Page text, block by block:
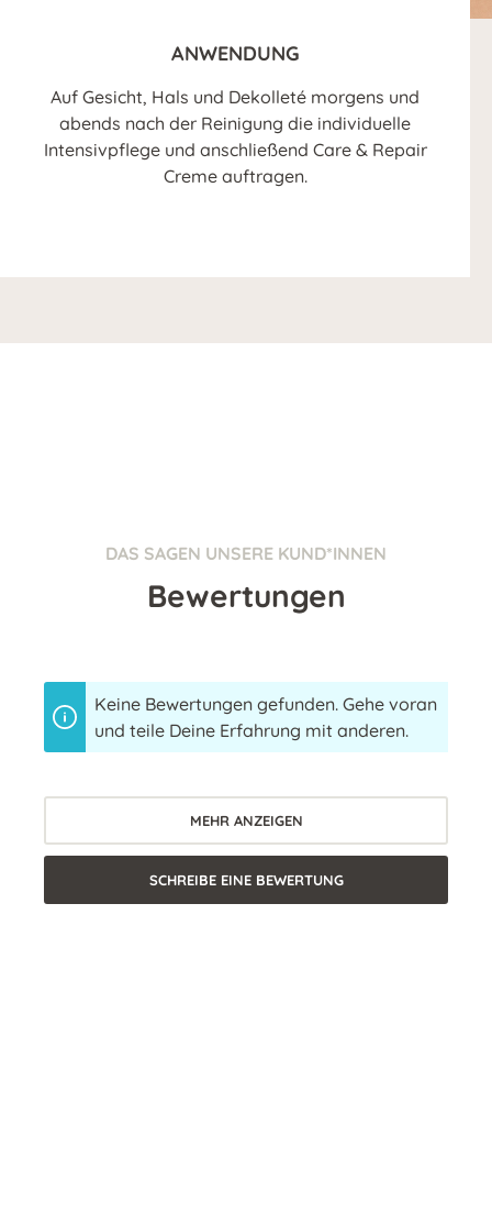
ANWENDUNG
Auf Gesicht, Hals und Dekolleté morgens und
abends nach der Reinigung die individuelle
Intensivpflege und anschließend Care & Repair
Creme auftragen.
DAS SAGEN UNSERE KUND*INNEN
Bewertungen
Keine Bewertungen gefunden. Gehe voran
und teile Deine Erfahrung mit anderen.
MEHR ANZEIGEN
SCHREIBE EINE BEWERTUNG